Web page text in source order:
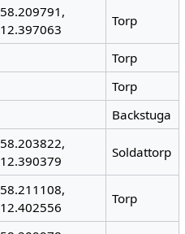
58.209791,
12.397063
Torp
Torp
Torp
Backstuga
58.203822,
12.390379
Soldattorp
58.211108,
12.402556
Torp